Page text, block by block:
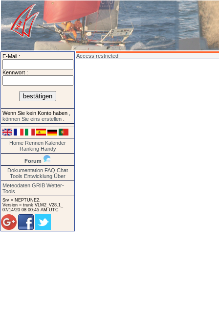
E-Mail :
Kennwort :
Wenn Sie kein Konto haben
können Sie eins erstellen
Home Rennen Kalender
Ranking Handy
Forum
Dokumentation FAQ Chat
Tools Entwicklung Über
Meteodaten GRIB Wetter-
Tools
Srv = NEPTUNE2.
Version = trunk VLM2_V28.1_
07/14/20 08:00:45 AM UTC
Access restricted